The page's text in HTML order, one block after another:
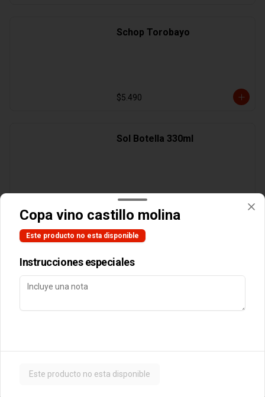
Schop Torobayo
$5.490
Sol Botella 330ml
$3.890
Cocteles
Copa vino castillo molina
Este producto no esta disponible
Instrucciones especiales
Este producto no esta disponible